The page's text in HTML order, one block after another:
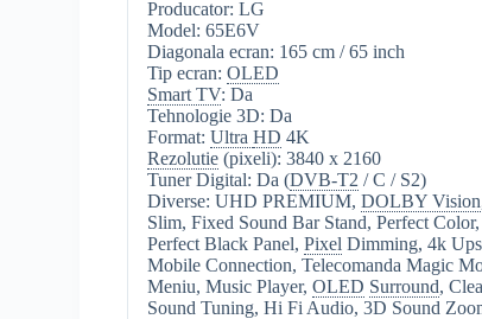
Producator: LG
Model: 65E6V
Diagonala ecran: 165 cm / 65 inch
Tip ecran:OLED
Smart TV: Da
Tehnologie 3D: Da
Format:UltraHD 4K
Rezolutie (pixeli): 3840 x 2160
Tuner Digital: Da (DVB-T2 / C / S2)
Diverse: UHD PREMIUM,DOLBY Vision
Slim, Fixed Sound Bar Stand, Perfect
Perfect Black Panel,Pixel Dimming, 4k
Mobile Connection, Telecomanda Magic
Meniu, Music Player,OLED Surround,
Sound Tuning, Hi Fi Audio, 3D Sound